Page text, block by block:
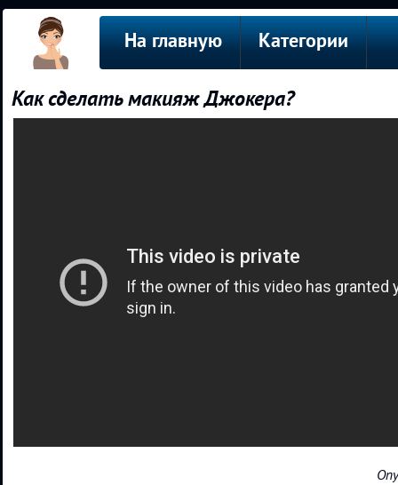
На главную Категории
Как сделать макияж Джокера?